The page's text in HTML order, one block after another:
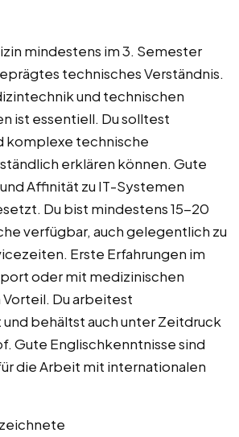
mindestens im 3. Semester
technisches Verständnis.
und technischen
ist essentiell. Du solltest
komplexe technische
erklären können. Gute
Affinität zu IT-Systemen
Du bist mindestens 15-20
verfügbar, auch gelegentlich zu
Erste Erfahrungen im
oder mit medizinischen
Du arbeitest
behältst auch unter Zeitdruck
Gute Englischkenntnisse sind
die Arbeit mit internationalen